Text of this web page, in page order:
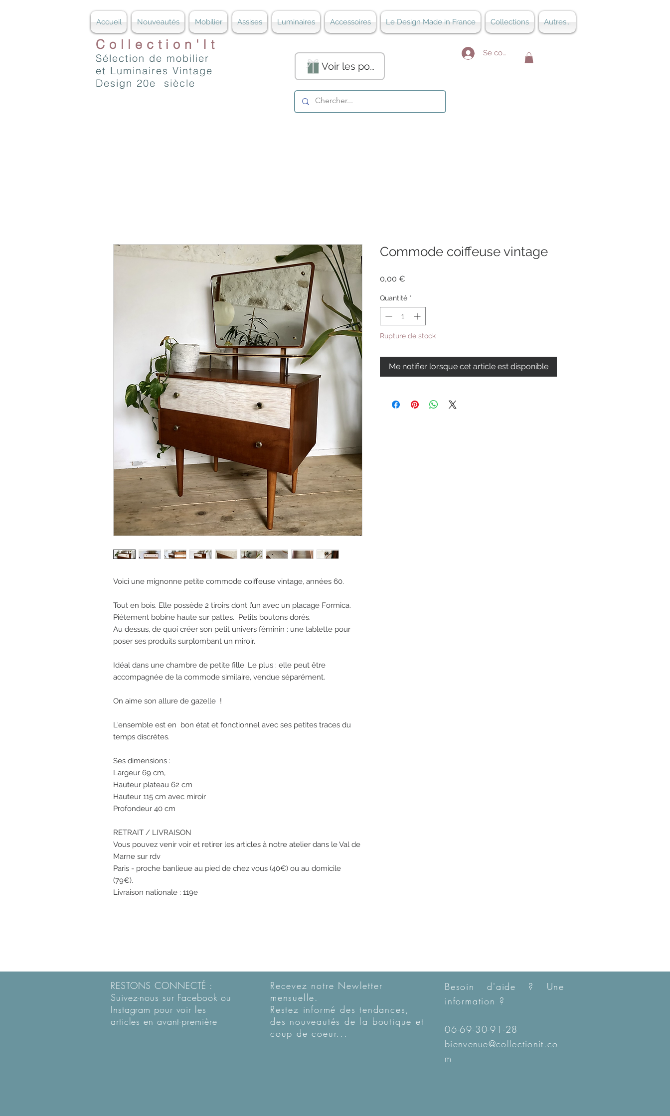
Accueil Nouveautés Mobilier Assises Luminaires Accessoires Le Design Made in France Collections Autres...
Collection'It
Sélection de mobilier
et Luminaires Vintage
Design 20e siècle
Voir les points
Se connecter
Voici une mignonne petite commode coiffeuse vintage, années 60.
Tout en bois. Elle possède 2 tiroirs dont l’un avec un placage Formica.
Piétement bobine haute sur pattes.  Petits boutons dorés.
Au dessus, de quoi créer son petit univers féminin : une tablette pour
poser ses produits surplombant un miroir.
Idéal dans une chambre de petite fille. Le plus : elle peut être
accompagnée de la commode similaire, vendue séparément.
On aime son allure de gazelle  !
L'ensemble est en  bon état et fonctionnel avec ses petites traces du
temps discrètes.
Ses dimensions :
Largeur 69 cm,
Hauteur plateau 62 cm
Hauteur 115 cm avec miroir
Profondeur 40 cm
RETRAIT / LIVRAISON
Vous pouvez venir voir et retirer les articles à notre atelier dans le Val de
Marne sur rdv
Paris - proche banlieue au pied de chez vous (40€) ou au domicile
(79€).
Livraison nationale : 119e
Commode coiffeuse vintage
0,00 €
Quantité *
Rupture de stock
Me notifier lorsque cet article est disponible
RESTONS CONNECTÉ :
Suivez-nous sur Facebook ou
Instagram pour voir les
articles en avant-première
Recevez notre Newletter
mensuelle.
Restez informé des tendances,
des nouveautés de la boutique et
coup de coeur...
Besoin d'aide ? Une
information ?
06-69-30-91-28
bienvenue@collectionit.co
m